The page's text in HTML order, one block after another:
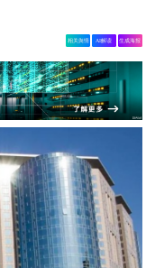
相关舆情 AI解读 生成海报